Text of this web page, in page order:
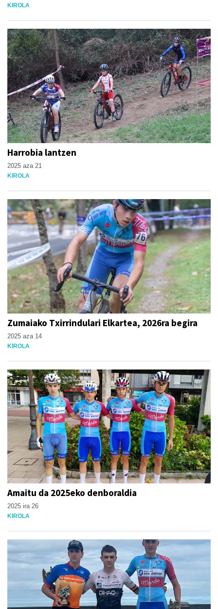
KIROLA
Harrobia lantzen
2025 aza 21
KIROLA
Zumaiako Txirrindulari Elkartea, 2026ra begira
2025 aza 14
KIROLA
Amaitu da 2025eko denboraldia
2025 ira 26
KIROLA